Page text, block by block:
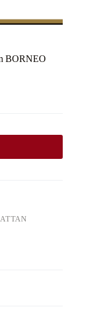
BORNEO